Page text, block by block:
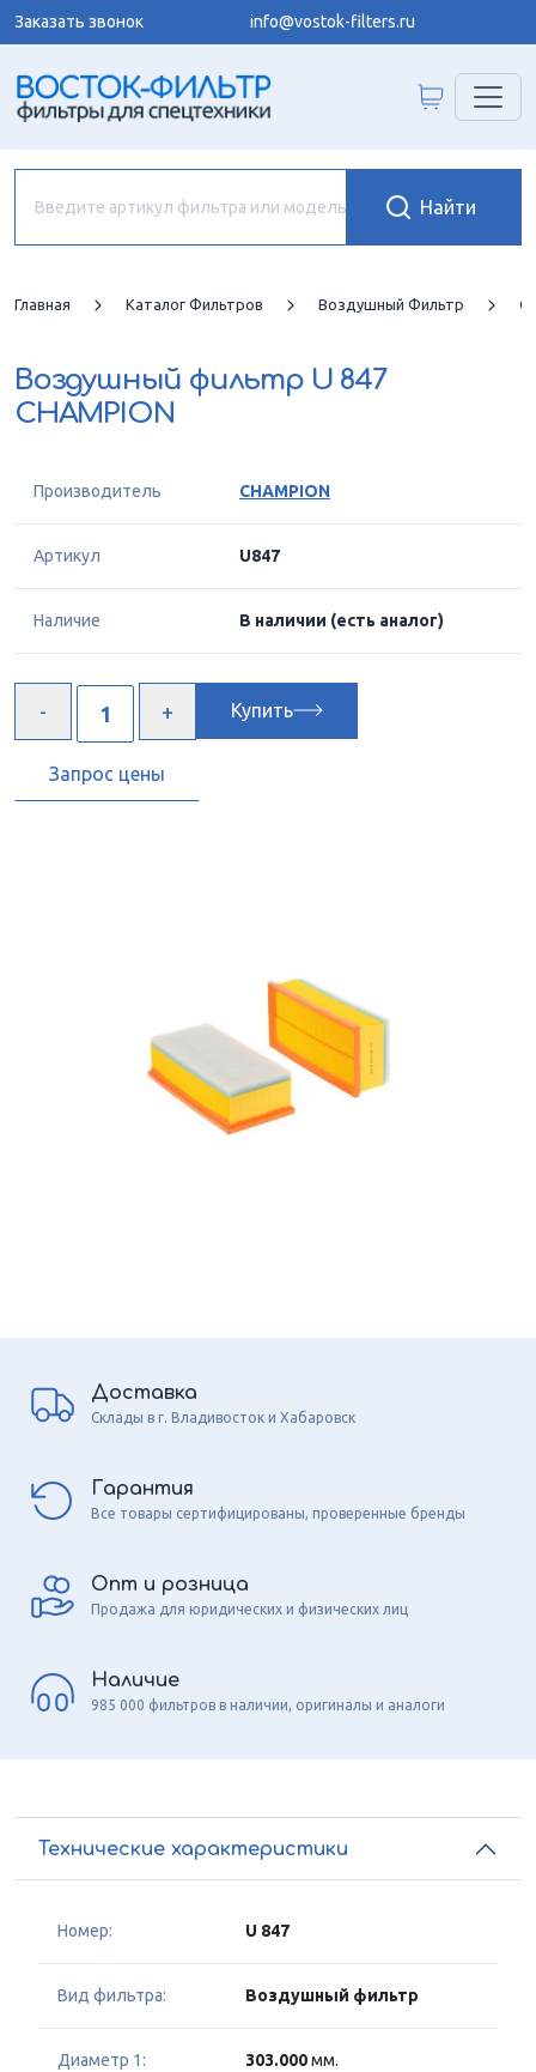
Заказать звонок info@vostok-filters.ru
Главная Каталог Фильтров Воздушный Фильтр
Воздушный фильтр U 847
CHAMPION
Производитель CHAMPION
Артикул U847
Наличие В наличии (есть аналог)
Купить
Запрос цены
Доставка
Склады в г. Владивосток и Хабаровск
Гарантия
Все товары сертифицированы, проверенные бренды
Опт и розница
Продажа для юридических и физических лиц
Наличие
985 000 фильтров в наличии, оригиналы и аналоги
Технические характеристики
Номер: U 847
Вид фильтра: Воздушный фильтр
Диаметр 1: 303.000мм.